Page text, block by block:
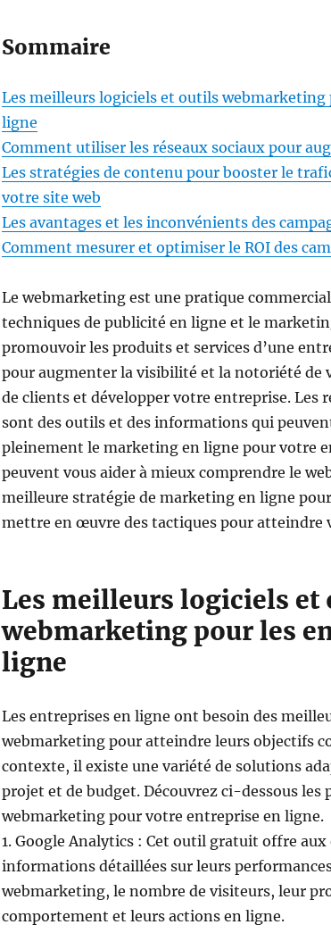
Sommaire
Les meilleurs logiciels et outils webmarketing
ligne
Comment utiliser les réseaux sociaux pour
Les stratégies de contenu pour booster le
votre site web
Les avantages et les inconvénients des
Comment mesurer et optimiser le ROI des
Le webmarketing est une pratique
techniques de publicité en ligne et le
promouvoir les produits et services d’une
pour augmenter la visibilité et la notoriété de
de clients et développer votre entreprise. Les
sont des outils et des informations qui
pleinement le marketing en ligne pour votre
peuvent vous aider à mieux comprendre le
meilleure stratégie de marketing en ligne
mettre en œuvre des tactiques pour atteindre
Les meilleurs logiciels et
webmarketing pour les
ligne
Les entreprises en ligne ont besoin des
webmarketing pour atteindre leurs objectifs
contexte, il existe une variété de solutions
projet et de budget. Découvrez ci-dessous
webmarketing pour votre entreprise en ligne.
1. Google Analytics : Cet outil gratuit offre
informations détaillées sur leurs
webmarketing, le nombre de visiteurs, leur
comportement et leurs actions en ligne.